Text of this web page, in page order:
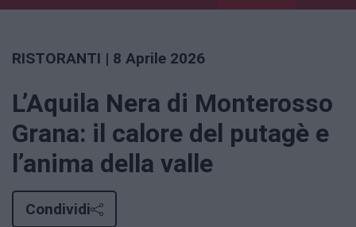
RISTORANTI | 8 Aprile 2026
L’Aquila Nera di Monterosso
Grana: il calore del putagè e
l’anima della valle
Condividi